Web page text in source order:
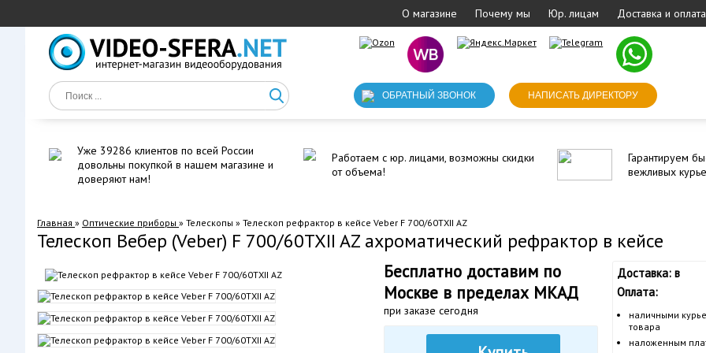
О магазине Почему мы Юр. лицам Доставка и оплата
ОБРАТНЫЙ ЗВОНОК НАПИСАТЬ ДИРЕКТОРУ
Уже 39286 клиентов по всей России
довольны покупкой в нашем магазине и
доверяют нам!
Работаем с юр. лицами, возможны скидки
от объема!
Гарантируем
вежливых
Главная » Оптические приборы » Телескопы » Телескоп рефрактор в кейсе Veber F 700/60TXII AZ
Телескоп Вебер (Veber) F 700/60TXII AZ ахроматический рефрактор в кейсе
Бесплатно доставим по
Москве в пределах МКАД
при заказе сегодня
Доставка: в
Оплата:
наличными
товара
наложенным